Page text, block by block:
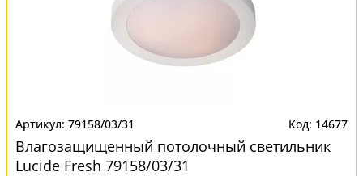
79158/03/31 14677
Влагозащищенный потолочный светильник
Lucide Fresh 79158/03/31